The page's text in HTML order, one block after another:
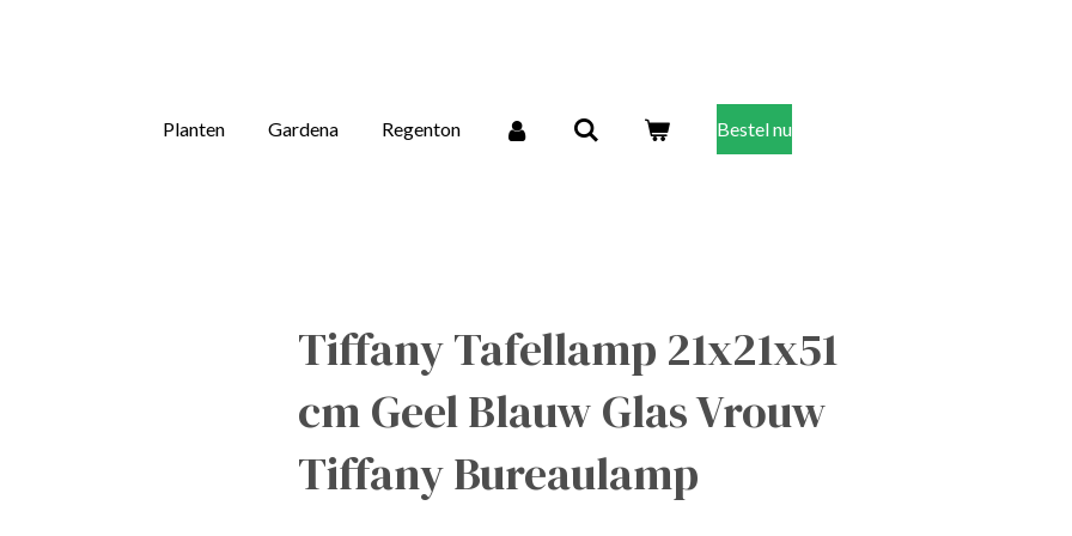
Planten Gardena Regenton Bestel nu
Tiffany Tafellamp 21x21x51
cm Geel Blauw Glas Vrouw
Tiffany Bureaulamp